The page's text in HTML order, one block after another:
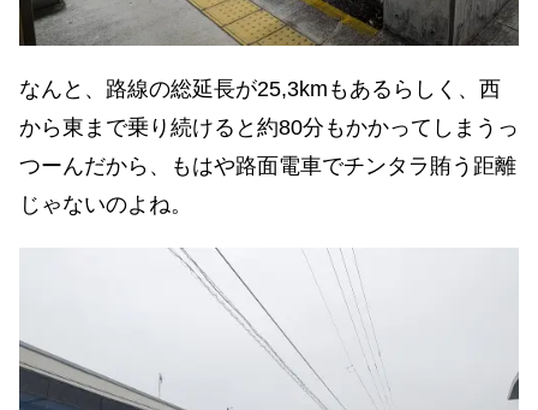
なんと、路線の総延長が25,3kmもあるらしく、西
から東まで乗り続けると約80分もかかってしまうっ
つーんだから、もはや路面電車でチンタラ賄う距離
じゃないのよね。